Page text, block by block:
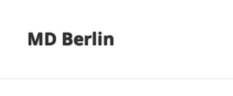
MD Berlin